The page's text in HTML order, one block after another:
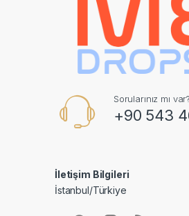
Sorularınız mı
+90 543
İletişim Bilgileri
İstanbul/Türkiye